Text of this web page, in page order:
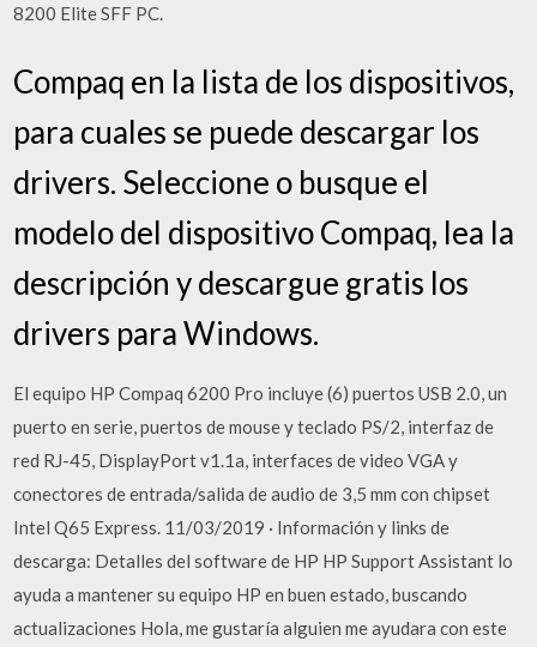
8200 Elite SFF PC.
Compaq en la lista de los dispositivos,
para cuales se puede descargar los
drivers. Seleccione o busque el
modelo del dispositivo Compaq, lea la
descripción y descargue gratis los
drivers para Windows.
El equipo HP Compaq 6200 Pro incluye (6) puertos USB 2.0, un
puerto en serie, puertos de mouse y teclado PS/2, interfaz de
red RJ-45, DisplayPort v1.1a, interfaces de video VGA y
conectores de entrada/salida de audio de 3,5 mm con chipset
Intel Q65 Express. 11/03/2019 · Información y links de
descarga: Detalles del software de HP HP Support Assistant lo
ayuda a mantener su equipo HP en buen estado, buscando
actualizaciones Hola, me gustaría alguien me ayudara con este